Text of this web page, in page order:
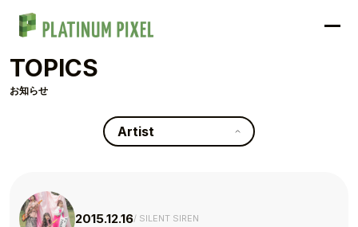
TOPICS
お知らせ
Artist
2015.12.16 SILENT SIREN